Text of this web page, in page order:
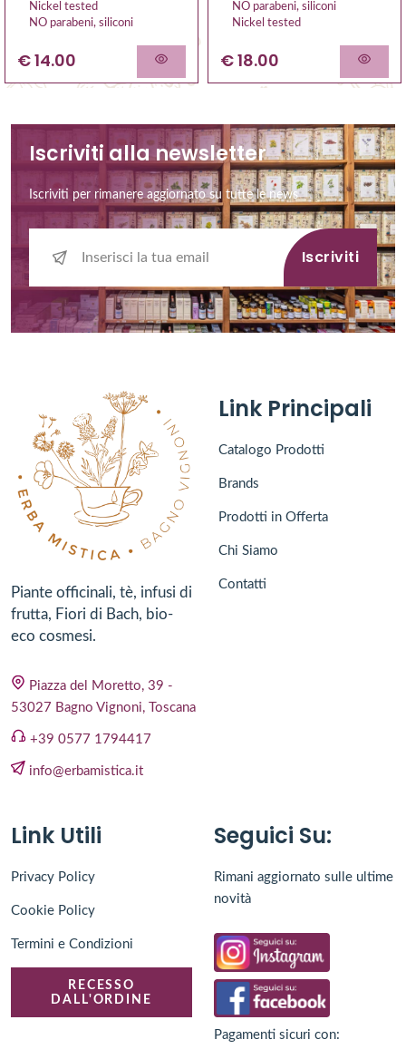
Nickel tested
NO parabeni, siliconi
€ 14.00
NO parabeni, siliconi
Nickel tested
€ 18.00
Iscriviti alla newsletter
Iscriviti per rimanere aggiornato su tutte le news
Iscriviti
Piante officinali, tè, infusi di
frutta, Fiori di Bach, bio-
eco cosmesi.
Piazza del Moretto, 39 -
53027 Bagno Vignoni, Toscana
+39 0577 1794417
info@erbamistica.it
Link Principali
Catalogo Prodotti
Brands
Prodotti in Offerta
Chi Siamo
Contatti
Link Utili
Privacy Policy
Cookie Policy
Termini e Condizioni
RECESSO
DALL'ORDINE
Seguici Su:
Rimani aggiornato sulle ultime
novità
Pagamenti sicuri con: